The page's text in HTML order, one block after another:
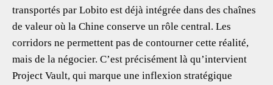
transportés par Lobito est déjà intégrée dans des chaînes
de valeur où la Chine conserve un rôle central. Les
corridors ne permettent pas de contourner cette réalité,
mais de la négocier. C’est précisément là qu’intervient
Project Vault, qui marque une inflexion stratégique